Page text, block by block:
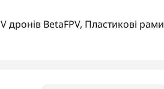
дронів BetaFPV, Пластикові рами